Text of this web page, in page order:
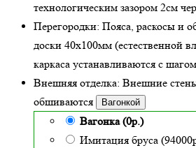
технологическим зазором 2см
Перегородки: Пояса, раскосы и
доски 40х100мм (естественной
каркаса устанавливаются с
Внешняя отделка: Внешние
обшиваются
Вагонкой
Вагонка (0р.)
Имитация бруса